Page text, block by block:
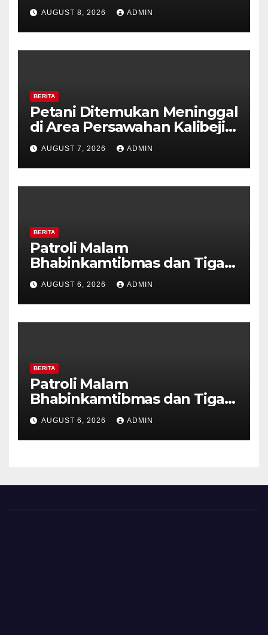
Tekankan Sinergi dan
Kesiapsiagaan Hadapi Musim
Kemarau.
AUGUST 8, 2026 ADMIN
BERITA
Petani Ditemukan Meninggal
di Area Persawahan Kalibeji,
Polisi Pastikan Tidak Ada
Tanda Kekerasan
AUGUST 7, 2026 ADMIN
BERITA
Patroli Malam
Bhabinkamtibmas dan Tiga
Pilar Kelurahan Ungaran
Perkuat Kamtibmas, Warga
Diajak Aktifkan Ronda
AUGUST 6, 2026 ADMIN
BERITA
Patroli Malam
Bhabinkamtibmas dan Tiga
Pilar Kelurahan Ungaran
Perkuat Kamtibmas, Warga
Diajak Aktifkan Ronda
AUGUST 6, 2026 ADMIN